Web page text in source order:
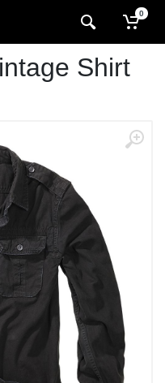
0
Shirt